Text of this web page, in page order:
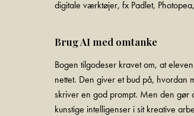
digitale værktøjer, fx Padlet,
Brug AI med omtanke
Bogen tilgodeser kravet om, at
nettet. Den giver et bud på, hvordan
skriver en god prompt. Men den gør
kunstige intelligenser i sit kreative